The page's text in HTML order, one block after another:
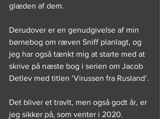
glæden af dem.
Derudover er en genudgivelse af min
børnebog om ræven Sniff planlagt, og
jeg har også tænkt mig at starte med at
skrive på næste bog i serien om Jacob
Detlev med titlen ’Virussen fra Rusland’.
Det bliver et travlt, men også godt år, er
jeg sikker på, som venter i 2020.